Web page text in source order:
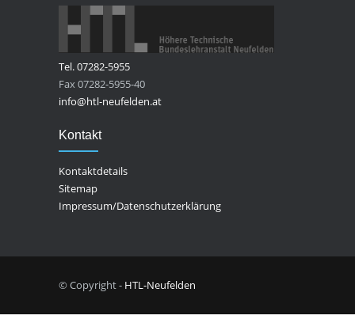
Tel. 07282-5955
Fax 07282-5955-40
info@htl-neufelden.at
Kontakt
Kontaktdetails
Sitemap
Impressum/Datenschutzerklärung
© Copyright - HTL-Neufelden